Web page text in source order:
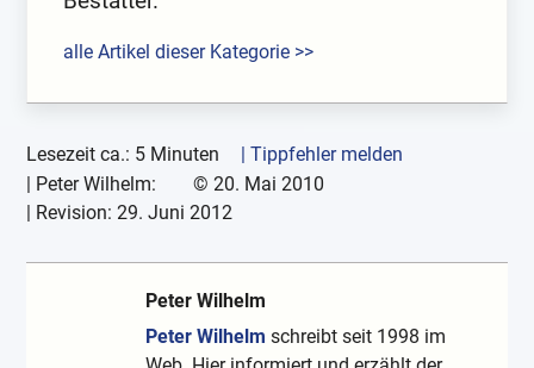
alle Artikel dieser Kategorie >>
Lesezeit ca.: 5 Minuten
| Tippfehler melden
Peter Wilhelm: © 20. Mai 2010
| Revision:29. Juni 2012
Peter Wilhelm
Peter Wilhelm schreibt seit 1998 im